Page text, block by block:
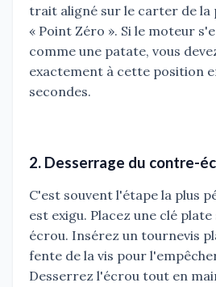
trait aligné sur le carter de la
« Point Zéro ». Si le moteur
comme une patate, vous
exactement à cette position
secondes.
2. Desserrage du contre-
C'est souvent l'étape la plus
est exigu. Placez une clé
écrou. Insérez un tournevis
fente de la vis pour
Desserrez l'écrou tout en